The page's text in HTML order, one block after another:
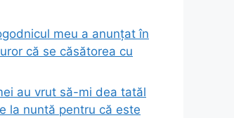
meu a anunțat în
că se căsătorea cu
au vrut să-mi dea tatăl
la nuntă pentru că este